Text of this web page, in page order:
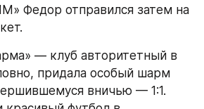
Федор отправился затем на
— клуб авторитетный в
придала особый шарм
вничью — 1:1.